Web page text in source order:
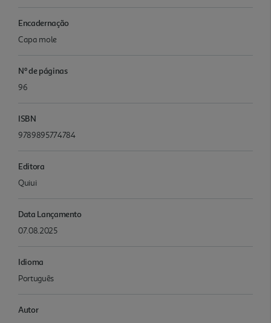
Encadernação
Capa mole
Nº de páginas
96
ISBN
9789895774784
Editora
Quiui
Data Lançamento
07.08.2025
Idioma
Português
Autor